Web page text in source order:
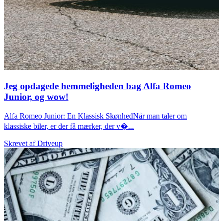
Jeg opdagede hemmeligheden bag Alfa Romeo
Junior, og wow!
Alfa Romeo Junior: En Klassisk SkønhedNår man taler om
klassiske biler, er der få mærker, der v�...
Skrevet afDriveup